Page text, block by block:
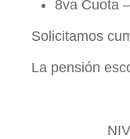
8va Cuota
Solicitamos
La pensión